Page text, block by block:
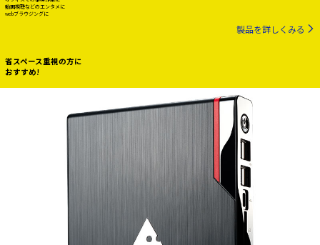
動画視聴などのエンタメに
webブラウジングに
製品を詳しくみる
省スペース重視の方に
おすすめ!